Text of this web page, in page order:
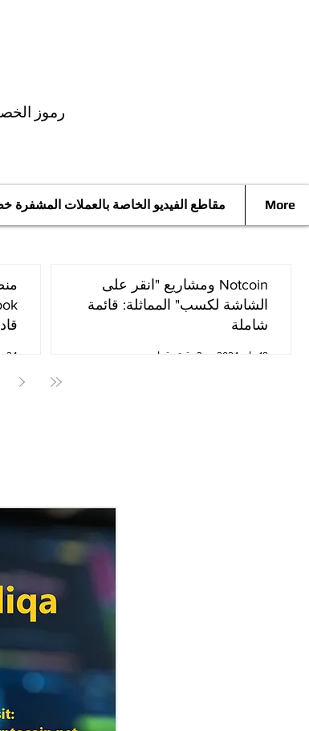
رموز
مقاطع الفيديو الخاصة بالعملات المشفرة More
Notcoin ومشاريع "انقر على
الشاشة لكسب" المماثلة: قائمة
شاملة
18 مايو 2024 3 دقيقة قراءة 24 نوفمبر 2022